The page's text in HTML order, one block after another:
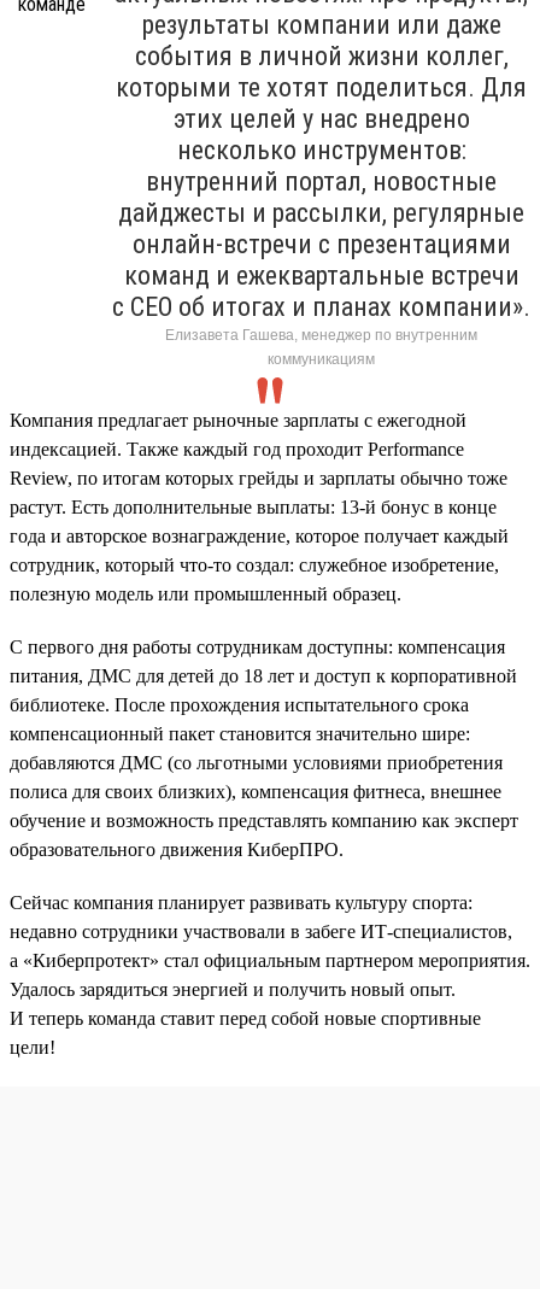
результаты компании или даже
события в личной жизни коллег,
которыми те хотят поделиться. Для
этих целей у нас внедрено
несколько инструментов:
внутренний портал, новостные
дайджесты и рассылки, регулярные
онлайн-встречи с презентациями
команд и ежеквартальные встречи
с CEO об итогах и планах компании».
Елизавета Гашева, менеджер по внутренним
коммуникациям
Компания предлагает рыночные зарплаты с ежегодной
индексацией. Также каждый год проходит Performance
Review, по итогам которых грейды и зарплаты обычно тоже
растут. Есть дополнительные выплаты: 13-й бонус в конце
года и авторское вознаграждение, которое получает каждый
сотрудник, который что-то создал: служебное изобретение,
полезную модель или промышленный образец.
С первого дня работы сотрудникам доступны: компенсация
питания, ДМС для детей до 18 лет и доступ к корпоративной
библиотеке. После прохождения испытательного срока
компенсационный пакет становится значительно шире:
добавляются ДМС (со льготными условиями приобретения
полиса для своих близких), компенсация фитнеса, внешнее
обучение и возможность представлять компанию как эксперт
образовательного движения КиберПРО.
Сейчас компания планирует развивать культуру спорта:
недавно сотрудники участвовали в забеге ИТ-специалистов,
а «Киберпротект» стал официальным партнером мероприятия.
Удалось зарядиться энергией и получить новый опыт.
И теперь команда ставит перед собой новые спортивные
цели!